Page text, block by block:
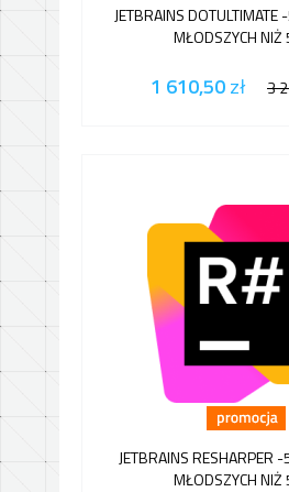
JETBRAINS DOTULTIMATE
MŁODSZYCH NIŻ
1 610,50zł 3
JETBRAINS RESHARPER
MŁODSZYCH NIŻ